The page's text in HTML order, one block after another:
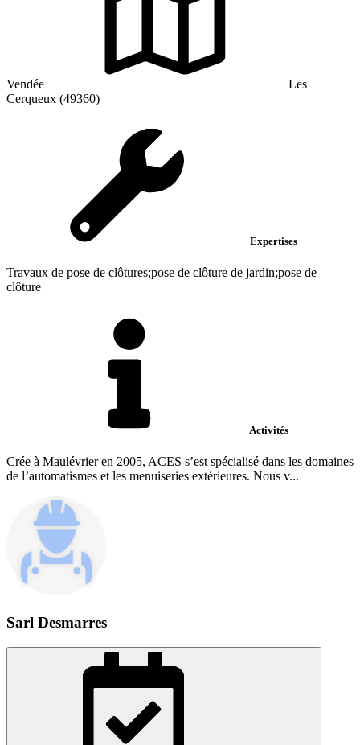
Vendée
Les
Cerqueux (49360)
Expertises
Travaux de pose de clôtures;pose de clôture de jardin;pose de
clôture
Activités
Crée à Maulévrier en 2005, ACES s’est spécialisé dans les domaines
de l’automatismes et les menuiseries extérieures. Nous v...
Sarl Desmarres